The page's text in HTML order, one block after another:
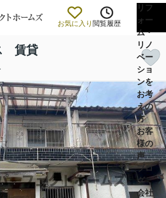
お気に入り 閲覧履歴
リフ
ォー
ム・
リノ
ベー
ショ
ンを
お考
えの
方
お客
様の
声
ブロ
グ
会社
賃貸